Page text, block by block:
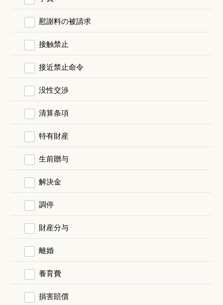
慰謝料の被請求
接触禁止
接近禁止命令
没性交渉
清算条項
特有財産
生前贈与
解決金
調停
財産分与
離婚
養育費
損害賠償